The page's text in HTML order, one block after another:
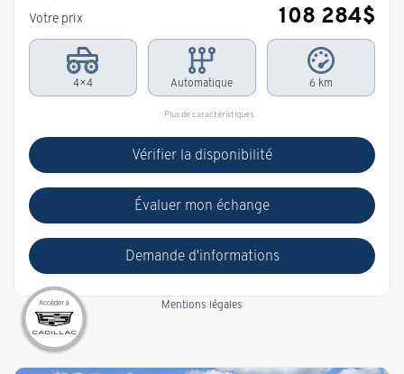
Votre prix 108 284$
4×4 Automatique 6 km
Plus de caractéristiques
Vérifier la disponibilité
Évaluer mon échange
Demande d'informations
Mentions légales